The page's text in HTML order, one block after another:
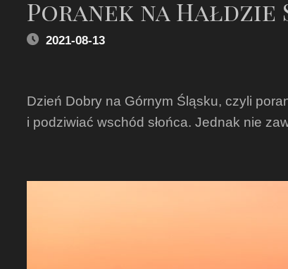
Poranek na Hałdzie
2021-08-13
Dzień Dobry na Górnym Śląsku, czyli
i podziwiać wschód słońca. Jednak nie